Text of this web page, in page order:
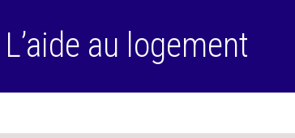
L’aide au logement